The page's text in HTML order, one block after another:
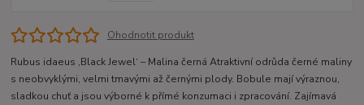
Ohodnotit produkt
Rubus idaeus ‚Black Jewel‘ – Malina černá Atraktivní odrůda černé maliny
s neobvyklými, velmi tmavými až černými plody. Bobule mají výraznou,
sladkou chuť a jsou výborné k přímé konzumaci i zpracování. Zajímavá